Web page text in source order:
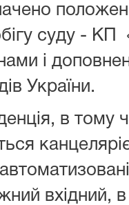
суду - КП
і
України.
в тому
вхідний,